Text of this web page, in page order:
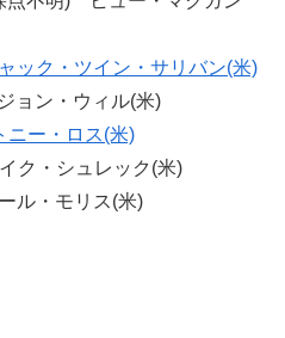
ック・ツイン・サリバン(米)
ン・ウィル(米)
ニー・ロス(米)
・シュレック(米)
・モリス(米)